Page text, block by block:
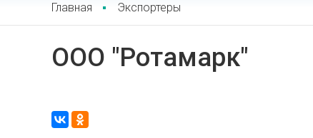
Главная Экспортеры
ООО "Ротамарк"